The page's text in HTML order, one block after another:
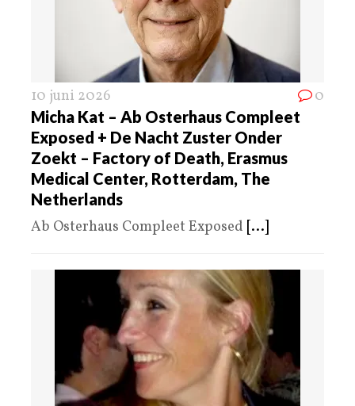
10 juni 2026 0
Micha Kat – Ab Osterhaus Compleet
Exposed + De Nacht Zuster Onder
Zoekt – Factory of Death, Erasmus
Medical Center, Rotterdam, The
Netherlands
Ab Osterhaus Compleet Exposed [...]